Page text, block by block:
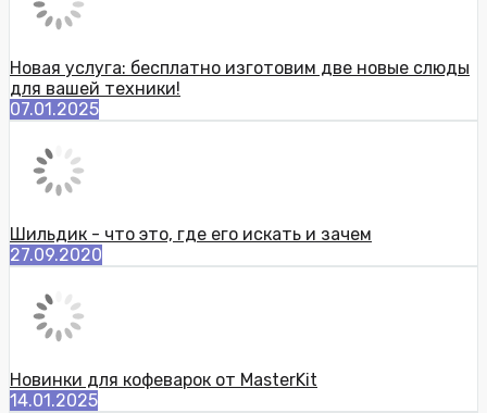
Новая услуга: бесплатно изготовим две новые слюды
для вашей техники!
07.01.2025
Шильдик - что это, где его искать и зачем
27.09.2020
Новинки для кофеварок от MasterKit
14.01.2025